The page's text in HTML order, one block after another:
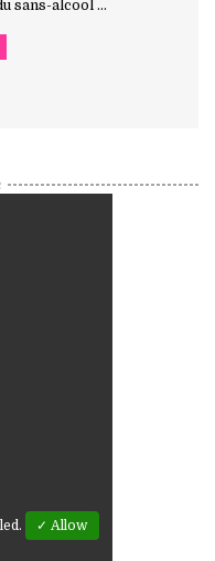
sans-alcool ...
✓ Allow